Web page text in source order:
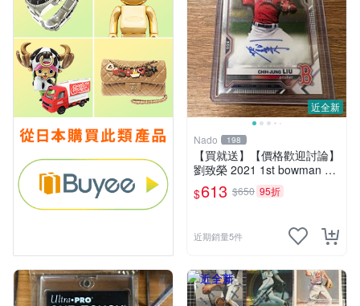
近全新
Nado 198
【買就送】【價格歡迎討論】
劉致榮 2021 1st bowman ch
rome auto 簽名 買就送 任選
鄭宗哲/林振瑋/張育成/林昱
$613 $650 95折
近期銷量5件